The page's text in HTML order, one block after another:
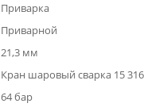
Приварка
Приварной
21,3 мм
Кран шаровый сварка 15 316
64 бар